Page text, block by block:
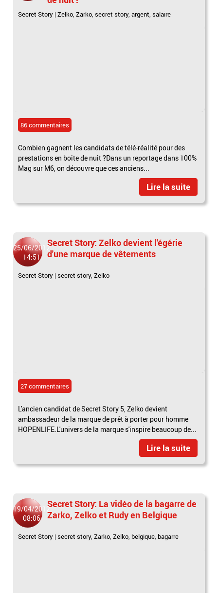
Secret Story |Zelko,Zarko,secret story,argent,salaire
86 commentaires
Combien gagnent les candidats de télé-réalité pour des
prestations en boite de nuit ?Dans un reportage dans 100%
Mag sur M6, on découvre que ces anciens...
Lire la suite
25/06/2012
14:51
Secret Story: Zelko devient l'égérie
d'une marque de vêtements
Secret Story |secret story,Zelko
27 commentaires
L'ancien candidat de Secret Story 5, Zelko devient
ambassadeur de la marque de prêt à porter pour homme
HOPENLIFE.L'univers de la marque s'inspire beaucoup de...
Lire la suite
19/04/2012
08:06
Secret Story: La vidéo de la bagarre de
Zarko, Zelko et Rudy en Belgique
Secret Story |secret story,Zarko ,Zelko belgique bagarre